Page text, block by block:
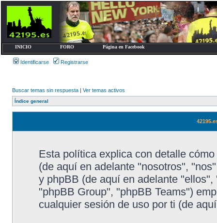
INICIO FORO Página en Facebook
Identificarse Registrarse
Buscar temas sin respuesta | Ver temas activos
Índice general
Esta política explica con detalle
(de aquí en adelante "nosotros",
y phpBB (de aquí en adelante
"phpBB Group", "phpBB Teams")
cualquier sesión de uso por ti (de